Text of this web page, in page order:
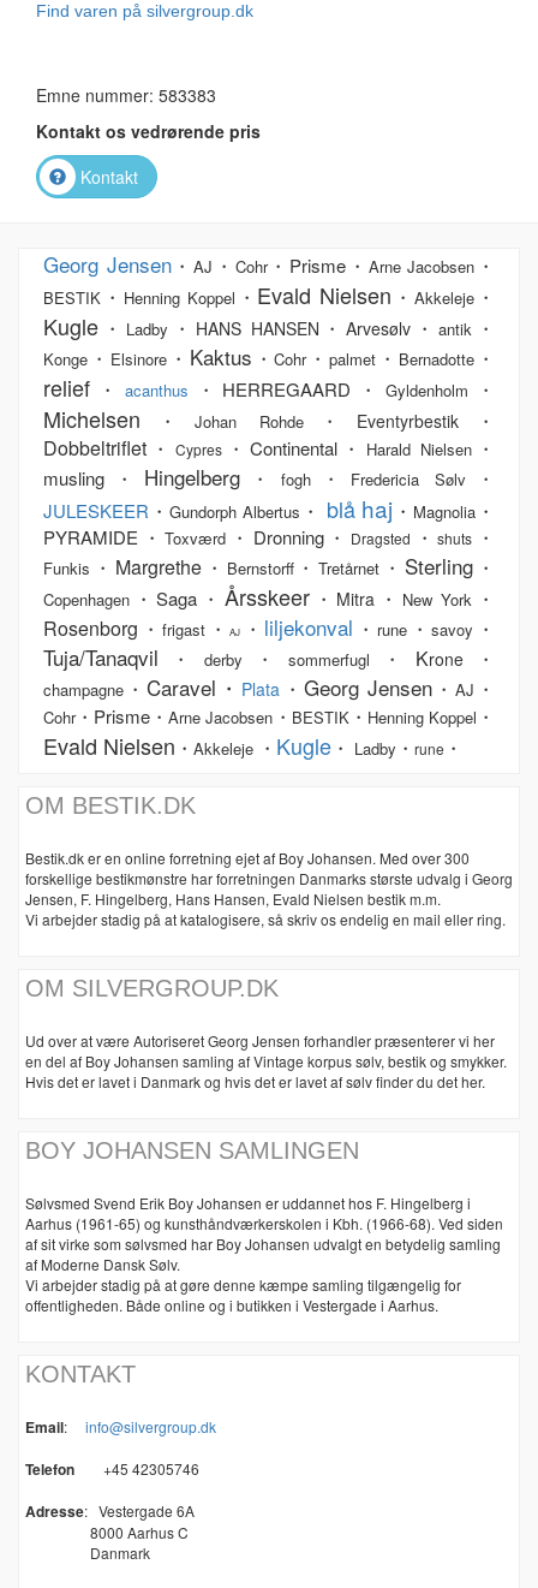
Find varen på silvergroup.dk
Emne nummer: 583383
Kontakt os vedrørende pris
Kontakt
Georg Jensen・AJ ・ Cohr・Prisme・ Arne Jacobsen ・
BESTIK ・ Henning Koppel ・ Evald Nielsen ・Akkeleje ・
Kugle ・ Ladby ・ HANS HANSEN ・Arvesølv ・antik ・
Konge ・ Elsinore・ Kaktus ・Cohr・palmet ・ Bernadotte ・
relief ・ acanthus ・HERREGAARD・Gyldenholm ・
Michelsen ・ Johan Rohde・ Eventyrbestik ・
Dobbeltriflet ・ Cypres・Continental・ Harald Nielsen・
musling・ Hingelberg ・ fogh・ Fredericia Sølv・
JULESKEER ・ Gundorph Albertus ・ blå haj ・ Magnolia ・
PYRAMIDE・Toxværd ・Dronning・ Dragsted ・shuts ・
Funkis ・ Margrethe・ Bernstorff・Tretårnet ・ Sterling ・
Copenhagen ・Saga・ Årsskeer・ Mitra ・ New York ・
Rosenborg ・frigast ・AJ ・ liljekonval ・ rune ・savoy ・
Tuja/Tanaqvil ・ derby ・ sommerfugl ・ Krone・
champagne ・Caravel・ Plata ・ Georg Jensen・ AJ ・
Cohr・Prisme・Arne Jacobsen ・ BESTIK・ Henning Koppel ・
Evald Nielsen ・ Akkeleje ・ Kugle ・ Ladby ・ rune ・
OM BESTIK.DK
Bestik.dk er en online forretning ejet af Boy Johansen. Med over 300
forskellige bestikmønstre har forretningen Danmarks største udvalg i Georg
Jensen, F. Hingelberg, Hans Hansen, Evald Nielsen bestik m.m.
Vi arbejder stadig på at katalogisere, så skriv os endelig en mail eller ring.
OM SILVERGROUP.DK
Ud over at være Autoriseret Georg Jensen forhandler præsenterer vi her
en del af Boy Johansen samling af Vintage korpus sølv, bestik og smykker.
Hvis det er lavet i Danmark og hvis det er lavet af sølv finder du det her.
BOY JOHANSEN SAMLINGEN
Sølvsmed Svend Erik Boy Johansen er uddannet hos F. Hingelberg i
Aarhus (1961-65) og kunsthåndværkerskolen i Kbh. (1966-68). Ved siden
af sit virke som sølvsmed har Boy Johansen udvalgt en betydelig samling
af Moderne Dansk Sølv.
Vi arbejder stadig på at gøre denne kæmpe samling tilgængelig for
offentligheden. Både online og i butikken i Vestergade i Aarhus.
KONTAKT
Email: info@silvergroup.dk
Telefon +45 42305746
Adresse: Vestergade 6A
8000 Aarhus C
Danmark